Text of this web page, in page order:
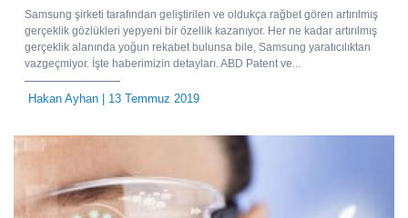
Samsung şirketi tarafından geliştirilen ve oldukça rağbet gören artırılmış
gerçeklik gözlükleri yepyeni bir özellik kazanıyor. Her ne kadar artırılmış
gerçeklik alanında yoğun rekabet bulunsa bile, Samsung yaratıcılıktan
vazgeçmiyor. İşte haberimizin detayları. ABD Patent ve...
Hakan Ayhan | 13 Temmuz 2019